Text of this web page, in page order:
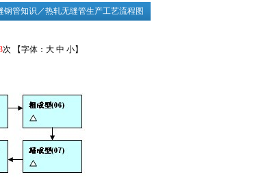
钢管知识／热轧无缝管生产工艺流程图
次 【字体： 大 中 小】